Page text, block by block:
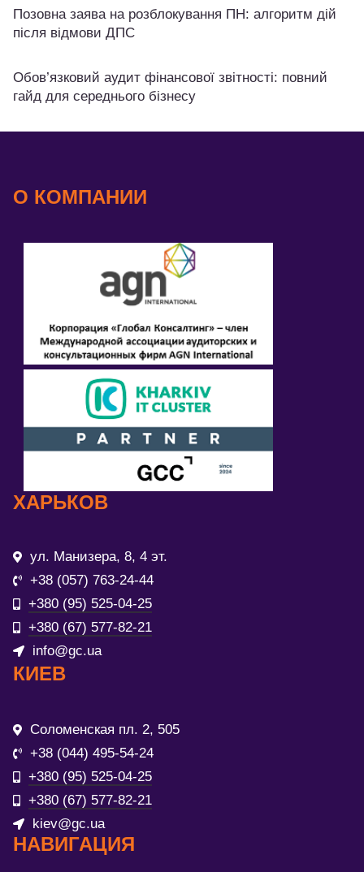
Позовна заява на розблокування ПН: алгоритм дій
після відмови ДПС
Обов’язковий аудит фінансової звітності: повний
гайд для середнього бізнесу
О КОМПАНИИ
ХАРЬКОВ
ул. Манизера, 8, 4 эт.
+38 (057) 763-24-44
+380 (95) 525-04-25
+380 (67) 577-82-21
info@gc.ua
КИЕВ
Соломенская пл. 2, 505
+38 (044) 495-54-24
+380 (95) 525-04-25
+380 (67) 577-82-21
kiev@gc.ua
НАВИГАЦИЯ